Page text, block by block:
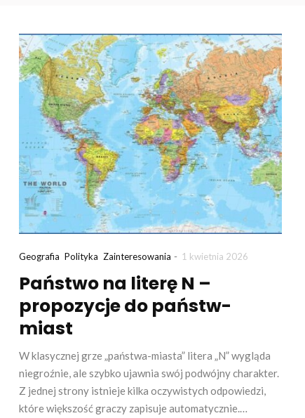
Geografia Polityka Zainteresowania - 1 kwietnia 2026
Państwo na literę N –
propozycje do państw-
miast
W klasycznej grze „państwa-miasta” litera „N” wygląda
niegroźnie, ale szybko ujawnia swój podwójny charakter.
Z jednej strony istnieje kilka oczywistych odpowiedzi,
które większość graczy zapisuje automatycznie.…